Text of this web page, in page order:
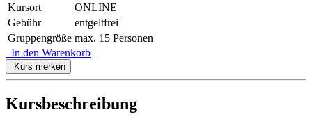
Kursort
ONLINE
Gebühr
entgeltfrei
Gruppengröße max. 15 Personen
In den Warenkorb
Kurs merken
Kursbeschreibung